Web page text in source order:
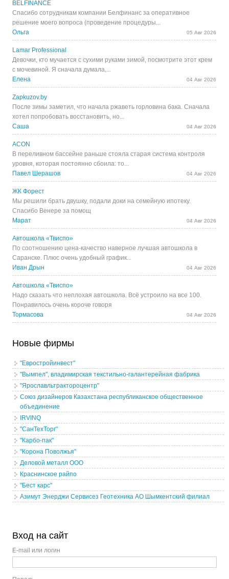
BELFINANCE
Спасибо сотрудникам компании Белфинанс за оперативное
решение моего вопроса (проведение процедуры...
Ольга
05 Авг 2026
Lamar Professional
Девочки, кто мучается с сухими руками зимой, посмотрите этот крем
с мочевиной. Я сначала думала,...
Елена
04 Авг 2026
Zapkuzov.by
После зимы заметил, что начала ржаветь горловина бака. Сначала
хотел попробовать восстановить, но...
Саша
04 Авг 2026
ACON
В переливном бассейне раньше стояла старая система контроля
уровня, которая постоянно сбоила: то...
Павел Шерашов
04 Авг 2026
ЖК Форест
Мы решили брать двушку, подали доки на семейную ипотеку.
Спасибо Венере за помощ
Марат
04 Авг 2026
Автошкола «Твиспо»
По соотношению цена-качество наверное лучшая автошкола в
Саранске. Плюс очень удобный график...
Иван Дрын
04 Авг 2026
Автошкола «Твиспо»
Надо сказать что неплохая автошкола. Всё устроило на все 100.
Понравилось очень короче говоря
Тормасова
04 Авг 2026
Новые фирмы
"Евростройинвест"
"Вымпел", владимирская текстильно-галантерейная фабрика
"Ярославльтрактороцентр"
Союз дизайнеров Казахстана республиканское общественное
объединение
IRVINQ
"СанТехТорг"
"Карбо-пак"
"Корона Поволжья"
Деловой металл ООО
Краснинское райпо
"Бест карс"
Азимут Энерджи Сервисез Геотехника АО Шымкентский филиал
Вход на сайт
E-mail или логин